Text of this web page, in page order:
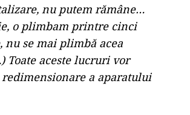
nu putem rămâne…
o plimbam printre cinci
nu se mai plimbă acea
Toate aceste lucruri vor
redimensionare a aparatului